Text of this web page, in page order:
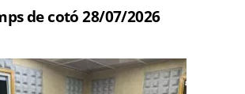
de cotó 28/07/2026